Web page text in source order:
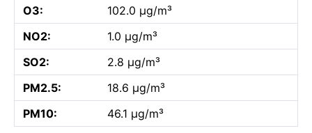
O3:
102.0 µg/m³
NO2:
1.0 µg/m³
SO2:
2.8 µg/m³
PM2.5:
18.6 µg/m³
PM10:
46.1 µg/m³